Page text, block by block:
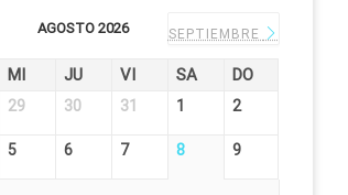
AGOSTO 2026 SEPTIEMBRE
MI JU VI SA DO
29 30 31 1 2
5 6 7 8 9